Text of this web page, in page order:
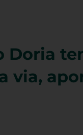
Doria
via,